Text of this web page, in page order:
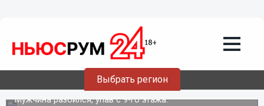
Выбрать регион
В Нижнем Новгороде проводится
проверка обстоятельств гибели
Мужчина разбился, упав с 9-го этажа.